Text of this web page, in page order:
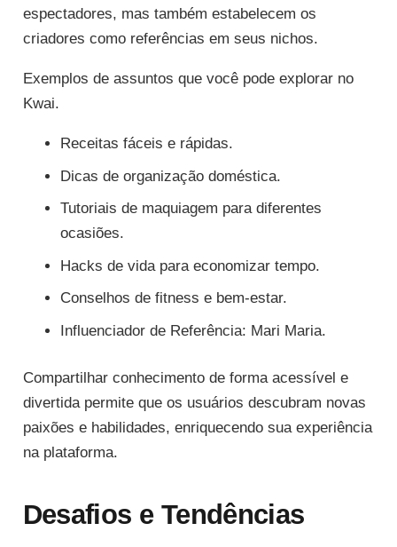
espectadores, mas também estabelecem os
criadores como referências em seus nichos.
Exemplos de assuntos que você pode explorar no
Kwai.
Receitas fáceis e rápidas.
Dicas de organização doméstica.
Tutoriais de maquiagem para diferentes
ocasiões.
Hacks de vida para economizar tempo.
Conselhos de fitness e bem-estar.
Influenciador de Referência: Mari Maria.
Compartilhar conhecimento de forma acessível e
divertida permite que os usuários descubram novas
paixões e habilidades, enriquecendo sua experiência
na plataforma.
Desafios e Tendências